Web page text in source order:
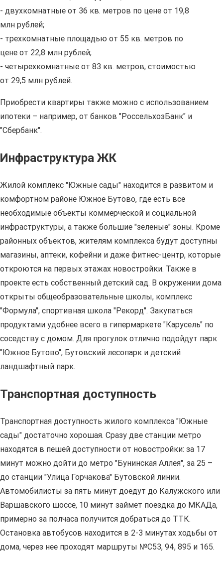
- двухкомнатные от 36 кв. метров по цене от 19,8
млн рублей;
- трехкомнатные площадью от 55 кв. метров по
цене от 22,8 млн рублей;
- четырехкомнатные от 83 кв. метров, стоимостью
от 29,5 млн рублей.
Приобрести квартиры также можно с использованием
ипотеки – например, от банков "РоссельхозБанк" и
"Сбербанк".
Инфраструктура ЖК
Жилой комплекс "Южные сады" находится в развитом и
комфортном районе Южное Бутово, где есть все
необходимые объекты коммерческой и социальной
инфраструктуры, а также большие "зеленые" зоны. Кроме
районных объектов, жителям комплекса будут доступны
магазины, аптеки, кофейни и даже фитнес-центр, которые
откроются на первых этажах новостройки. Также в
проекте есть собственный детский сад. В окружении дома
открыты общеобразовательные школы, комплекс
"Формула", спортивная школа "Рекорд". Закупаться
продуктами удобнее всего в гипермаркете "Карусель" по
соседству с домом. Для прогулок отлично подойдут парк
"Южное Бутово", Бутовский лесопарк и детский
ландшафтный парк.
Транспортная доступность
Транспортная доступность жилого комплекса "Южные
сады" достаточно хорошая. Сразу две станции метро
находятся в пешей доступности от новостройки: за 17
минут можно дойти до метро "Бунинская Аллея", за 25 –
до станции "Улица Горчакова" Бутовской линии.
Автомобилисты за пять минут доедут до Калужского или
Варшавского шоссе, 10 минут займет поездка до МКАДа,
примерно за полчаса получится добраться до ТТК.
Остановка автобусов находится в 2-3 минутах ходьбы от
дома, через нее проходят маршруты №С53, 94, 895 и 165.